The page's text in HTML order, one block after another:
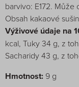
barvivo: E172.
Obsah kakaové
Výživové údaje na
kcal, Tuky 34 g, z
Sacharidy 43 g, z
Hmotnost: 9 g